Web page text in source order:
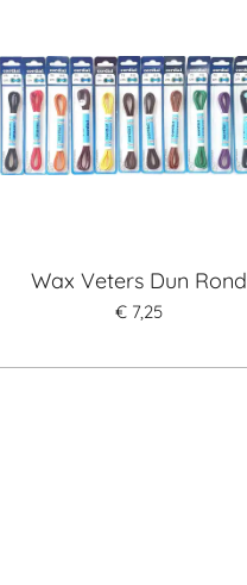
Wax Veters Dun Rond
€ 7,25